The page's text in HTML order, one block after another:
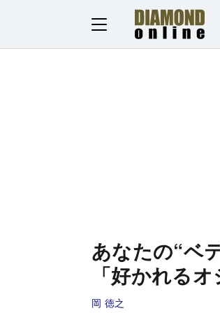
あなたの“ベ
「好かれる
岡 徳之